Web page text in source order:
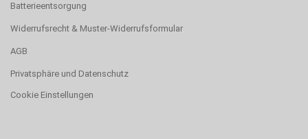
Batterieentsorgung
Widerrufsrecht & Muster-Widerrufsformular
AGB
Privatsphäre und Datenschutz
Cookie Einstellungen